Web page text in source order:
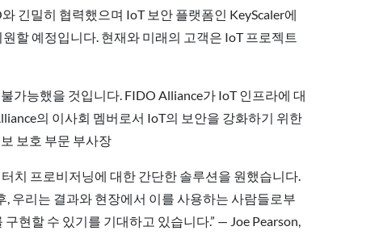
긴밀히 협력했으며 IoT 보안 플랫폼인 KeyScaler에
할 예정입니다. 현재와 미래의 고객은 IoT 프로젝트
가능했을 것입니다. FIDO Alliance가 IoT 인프라에 대
의 이사회 멤버로서 IoT의 보안을 강화하기 위한
보호 부문 부사장
치 프로비저닝에 대한 간단한 솔루션을 원했습니다.
, 우리는 결과와 현장에서 이를 사용하는 사람들로부
구현할 수 있기를 기대하고 있습니다.” — Joe Pearson,